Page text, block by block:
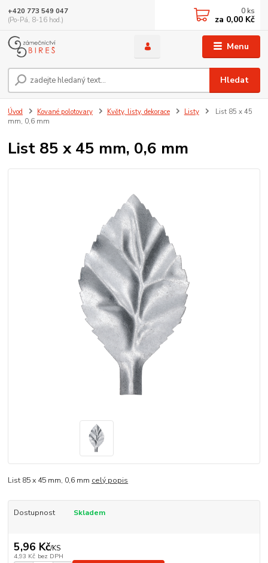
Menu
Hledat
+420 773 549 047
(Po-Pá, 8-16 hod.)
0 ks
za 0,00 Kč
Úvod Kované polotovary Květy, listy, dekorace Listy
List 85 x 45
mm, 0,6 mm
List 85 x 45 mm, 0,6 mm
List 85 x 45 mm, 0,6 mm celý popis
Dostupnost Skladem
5,96 Kč/KS
4,93 Kč bez DPH